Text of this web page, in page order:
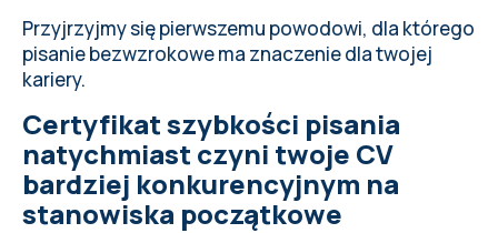
Przyjrzyjmy się pierwszemu powodowi, dla którego
pisanie bezwzrokowe ma znaczenie dla twojej
kariery.
Certyfikat szybkości pisania
natychmiast czyni twoje CV
bardziej konkurencyjnym na
stanowiska początkowe